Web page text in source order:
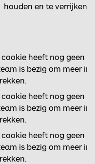
houden en te verrijken.
cookie heeft nog geen
is bezig om meer
cookie heeft nog geen
is bezig om meer
cookie heeft nog geen
is bezig om meer